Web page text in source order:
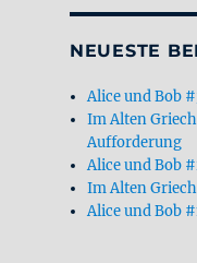
NEUESTE
Alice und Bob
Im Alten
Aufforderung
Alice und Bob
Im Alten
Alice und Bob